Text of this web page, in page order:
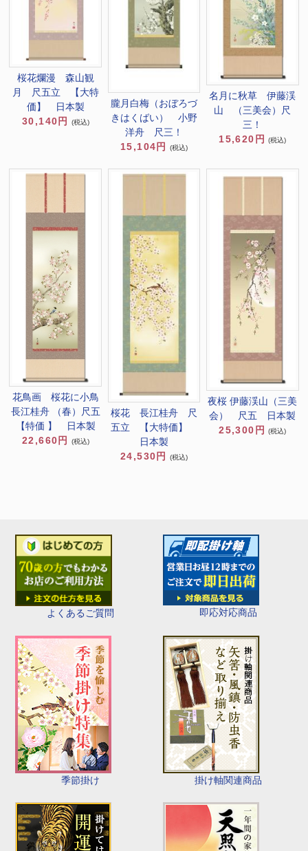
よくあるご質問 即応対応商品
季節掛け 掛け軸関連商品
桜花爛漫 森山観
月 尺五立 【大特
価】 日本製
30,140円
(税込)
朧月白梅（おぼろづ
きはくばい） 小野
洋舟 尺三！
15,104円
(税込)
名月に秋草 伊藤渓
山 （三美会）尺
三！
15,620円
(税込)
花鳥画 桜花に小鳥
長江桂舟 （春）尺五
【特価 】 日本製
22,660円
(税込)
桜花 長江桂舟 尺
五立 【大特価】
日本製
24,530円
(税込)
夜桜 伊藤渓山（三美
会） 尺五 日本製
25,300円
(税込)